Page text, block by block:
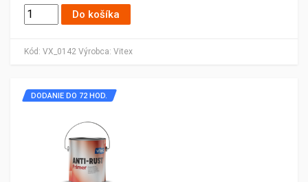
Kód: VX_0142 Výrobca: Vitex
Do košíka
DODANIE DO 72 HOD.